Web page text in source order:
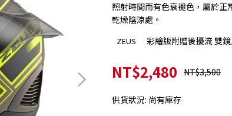
照射時間而有色衰褪色，屬於
乾燥陰涼處。
ZEUS 彩繪版附贈後擾流 雙
NT$2,480 NT$3,500
供貨狀況: 尚有庫存